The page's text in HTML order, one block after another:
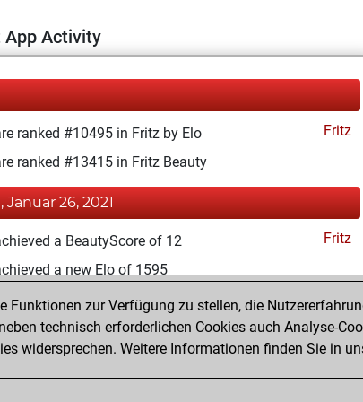
App Activity
ranked #10495 in Fritz by Elo
Fritz
ranked #13415 in Fritz Beauty
26, 2021
a BeautyScore of 12
Fritz
a new Elo of 1595
25, 2021
your Fritz account Fritz
zur Verfügung zu stellen, die
technisch erforderlichen Cookies auch Analyse-
widersprechen. Weitere Informationen finden Sie in